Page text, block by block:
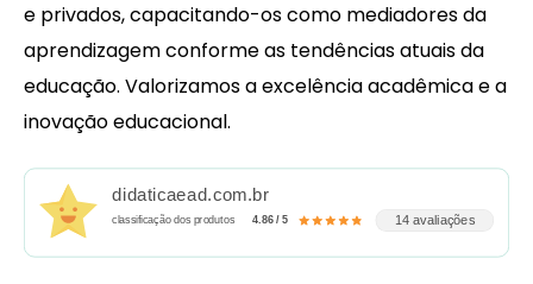
e privados, capacitando-os como mediadores da
aprendizagem conforme as tendências atuais da
educação. Valorizamos a excelência acadêmica e a
inovação educacional.
didaticaead.com.br
classificação dos produtos 4.86 / 5 14 avaliações